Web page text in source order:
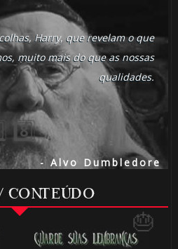
Harry, que revelam o que
muito mais do que as nossas
qualidades.
- Alvo Dumbledore
CONTEÚDO
1️⃣